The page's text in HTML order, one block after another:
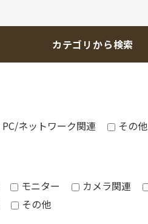
カテゴリから検索
PC/ネットワーク関連 その他
モニター カメラ関連
その他